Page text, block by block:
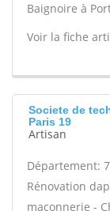
Baignoire à
Voir la fiche
Societe de
Paris 19
Artisan
Département:
Rénovation
maçonnerie -